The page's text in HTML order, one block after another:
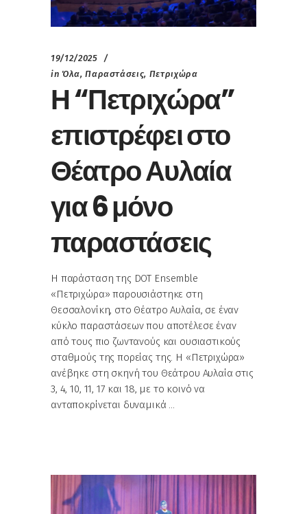
19/12/2025
in Όλα,Παραστάσεις, Πετριχώρα
Η “Πετριχώρα”
επιστρέφει στο
Θέατρο Αυλαία
για 6 μόνο
παραστάσεις
Η παράσταση της DOT Ensemble
«Πετριχώρα» παρουσιάστηκε στη
Θεσσαλονίκη, στο Θέατρο Αυλαία, σε έναν
κύκλο παραστάσεων που αποτέλεσε έναν
από τους πιο ζωντανούς και ουσιαστικούς
σταθμούς της πορείας της. Η «Πετριχώρα»
ανέβηκε στη σκηνή του Θεάτρου Αυλαία στις
3, 4, 10, 11, 17 και 18, με το κοινό να
ανταποκρίνεται δυναμικά